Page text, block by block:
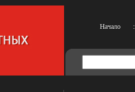
Начало